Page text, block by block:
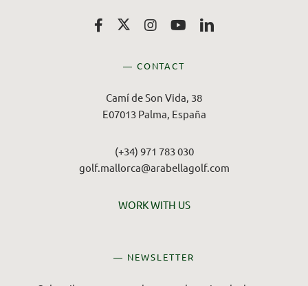
— CONTACT
Camí de Son Vida, 38
E07013 Palma, España
(+34) 971 783 030
golf.mallorca@arabellagolf.com
WORK WITH US
— NEWSLETTER